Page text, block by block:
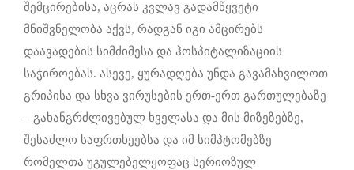
შემცირებისა, აცრას კვლავ გადამწყვეტი
მნიშვნელობა აქვს, რადგან იგი ამცირებს
დაავადების სიმძიმესა და ჰოსპიტალიზაციის
საჭიროებას. ასევე, ყურადღება უნდა გავამახვილოთ
გრიპისა და სხვა ვირუსების ერთ-ერთ გართულებაზე
– გახანგრძლივებულ ხველასა და მის მიზეზებზე,
შესაძლო საფრთხეებსა და იმ სიმპტომებზე
რომელთა უგულებელყოფაც სერიოზულ